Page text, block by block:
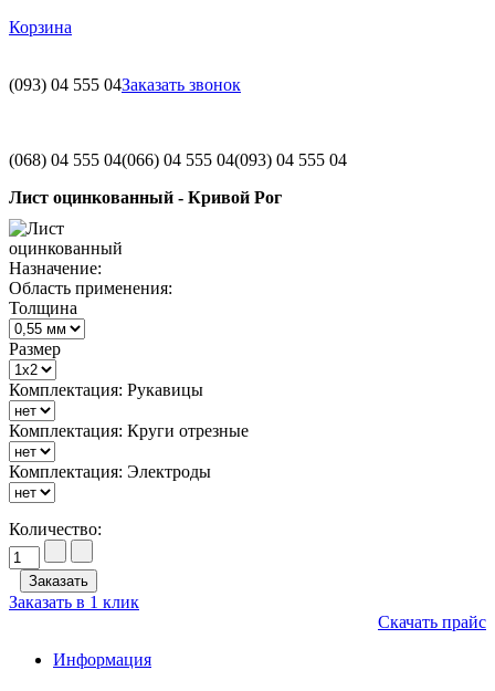
Корзина
(093) 04 555 04Заказать звонок
(068) 04 555 04(066) 04 555 04(093) 04 555 04
Лист оцинкованный - Кривой Рог
Назначение:
Область применения:
Толщина
Размер
Комплектация: Рукавицы
Комплектация: Круги отрезные
Комплектация: Электроды
Количество:
Заказать в 1 клик
Скачать прайс
Информация